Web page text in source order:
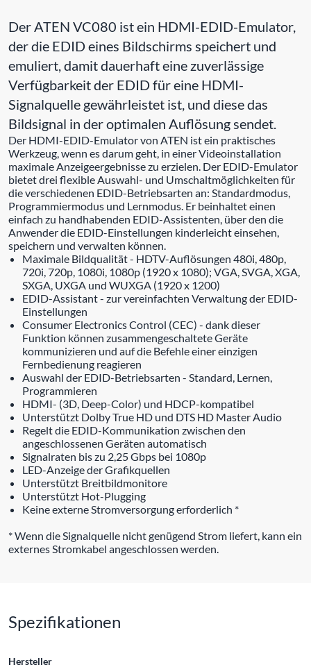
Der ATEN VC080 ist ein HDMI-EDID-Emulator,
der die EDID eines Bildschirms speichert und
emuliert, damit dauerhaft eine zuverlässige
Verfügbarkeit der EDID für eine HDMI-
Signalquelle gewährleistet ist, und diese das
Bildsignal in der optimalen Auflösung sendet.
Der HDMI-EDID-Emulator von ATEN ist ein praktisches
Werkzeug, wenn es darum geht, in einer Videoinstallation
maximale Anzeigeergebnisse zu erzielen. Der EDID-Emulator
bietet drei flexible Auswahl- und Umschaltmöglichkeiten für
die verschiedenen EDID-Betriebsarten an: Standardmodus,
Programmiermodus und Lernmodus. Er beinhaltet einen
einfach zu handhabenden EDID-Assistenten, über den die
Anwender die EDID-Einstellungen kinderleicht einsehen,
speichern und verwalten können.
Maximale Bildqualität - HDTV-Auflösungen 480i, 480p,
720i, 720p, 1080i, 1080p (1920 x 1080); VGA, SVGA, XGA,
SXGA, UXGA und WUXGA (1920 x 1200)
EDID-Assistant - zur vereinfachten Verwaltung der EDID-
Einstellungen
Consumer Electronics Control (CEC) - dank dieser
Funktion können zusammengeschaltete Geräte
kommunizieren und auf die Befehle einer einzigen
Fernbedienung reagieren
Auswahl der EDID-Betriebsarten - Standard, Lernen,
Programmieren
HDMI- (3D, Deep-Color) und HDCP-kompatibel
Unterstützt Dolby True HD und DTS HD Master Audio
Regelt die EDID-Kommunikation zwischen den
angeschlossenen Geräten automatisch
Signalraten bis zu 2,25 Gbps bei 1080p
LED-Anzeige der Grafikquellen
Unterstützt Breitbildmonitore
Unterstützt Hot-Plugging
Keine externe Stromversorgung erforderlich *
* Wenn die Signalquelle nicht genügend Strom liefert, kann ein
externes Stromkabel angeschlossen werden.
Spezifikationen
Hersteller